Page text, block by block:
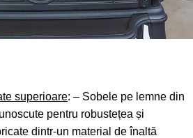
superioare: – Sobele pe lemne din
pentru robustețea și
dintr-un material de înaltă